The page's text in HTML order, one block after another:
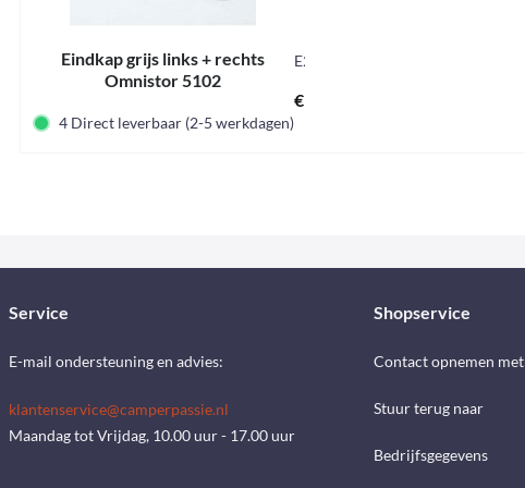
Eindkap grijs links + rechts
Omnistor 5102
E2067
€ 26,30 *
4 Direct leverbaar (2-5 werkdagen)
Service
E-mail ondersteuning en advies:
klantenservice@camperpassie.nl
Maandag tot Vrijdag, 10.00 uur - 17.00 uur
Shopservice
Contact opnemen met
Stuur terug naar
Bedrijfsgegevens